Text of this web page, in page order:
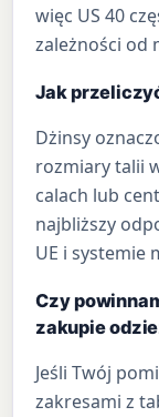
więc US 40
zależności od
Jak
Dżinsy
rozmiary talii
calach lub
najbliższy
UE i systemie
Czy
zakupie
Jeśli Twój
zakresami z